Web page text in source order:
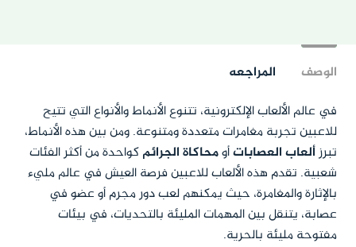
الوصف
المراجعه
في عالم الألعاب الإلكترونية، تتنوع الأنماط والأنواع التي تتيح
للاعبين تجربة مغامرات متعددة ومتنوعة. ومن بين هذه الأنماط،
تبرزألعاب العصاباتأومحاكاة الجرائمكواحدة من أكثر الفئات
شعبية. تقدم هذه الألعاب للاعبين فرصة العيش في عالم مليء
بالإثارة والمغامرة، حيث يمكنهم لعب دور مجرم أو عضو في
عصابة، يتنقل بين المهمات المليئة بالتحديات، في بيئات
مفتوحة مليئة بالحرية.